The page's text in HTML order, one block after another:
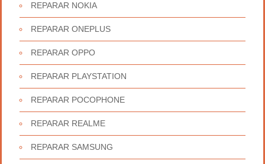
REPARAR NOKIA
REPARAR ONEPLUS
REPARAR OPPO
REPARAR PLAYSTATION
REPARAR POCOPHONE
REPARAR REALME
REPARAR SAMSUNG